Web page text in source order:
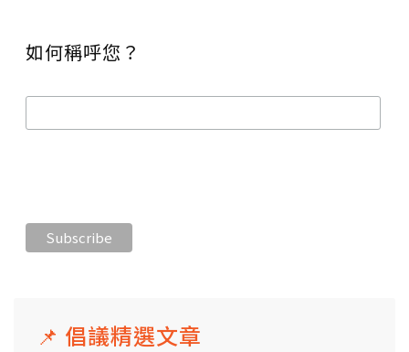
如何稱呼您？
📌 倡議精選文章